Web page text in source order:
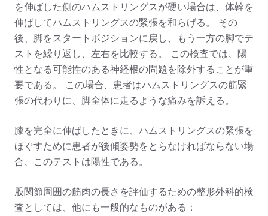
を伸ばした側のハムストリングスが硬い場合は、体幹を
伸ばしてハムストリングスの緊張を和らげる。 その
後、脚をスタートポジションに戻し、もう一方の脚でテ
ストを繰り返し、左右を比較する。 この検査では、陽
性となる可能性のある神経根の問題を除外することが重
要である。 この場合、患者はハムストリングスの筋緊
張の代わりに、脚全体に走るような痛みを訴える。
膝を完全に伸ばしたときに、ハムストリングスの緊張を
ほぐすために患者が後傾姿勢をとらなければならない場
合、このテストは陽性である。
股関節周囲の筋肉の長さを評価するための整形外科的検
査としては、他にも一般的なものがある：